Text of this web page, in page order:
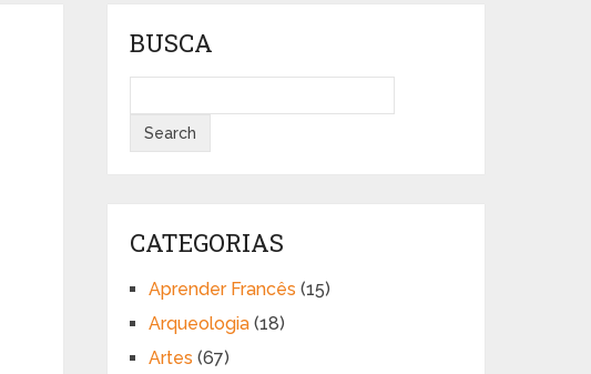
BUSCA
CATEGORIAS
Aprender Francês (15)
Arqueologia (18)
Artes (67)